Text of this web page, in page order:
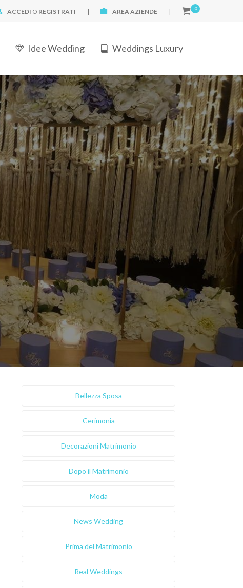
ACCEDI O REGISTRATI | AREA AZIENDE | 0
Idee Wedding Weddings Luxury
Bellezza Sposa
Cerimonia
Decorazioni Matrimonio
Dopo il Matrimonio
Moda
News Wedding
Prima del Matrimonio
Real Weddings